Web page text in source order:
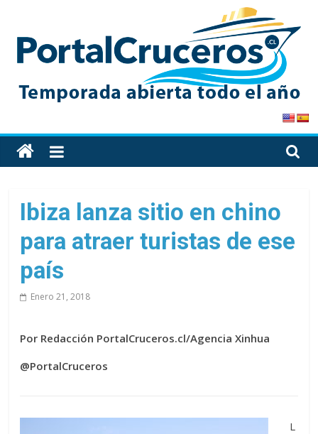
content
PortalCruceros
Toda
la
de
cruceros
en
un
solo
sitio
Ibiza lanza sitio en chino
para atraer turistas de ese
país
Enero 21, 2018
Por Redacción PortalCruceros.cl/Agencia Xinhua
@PortalCruceros
L